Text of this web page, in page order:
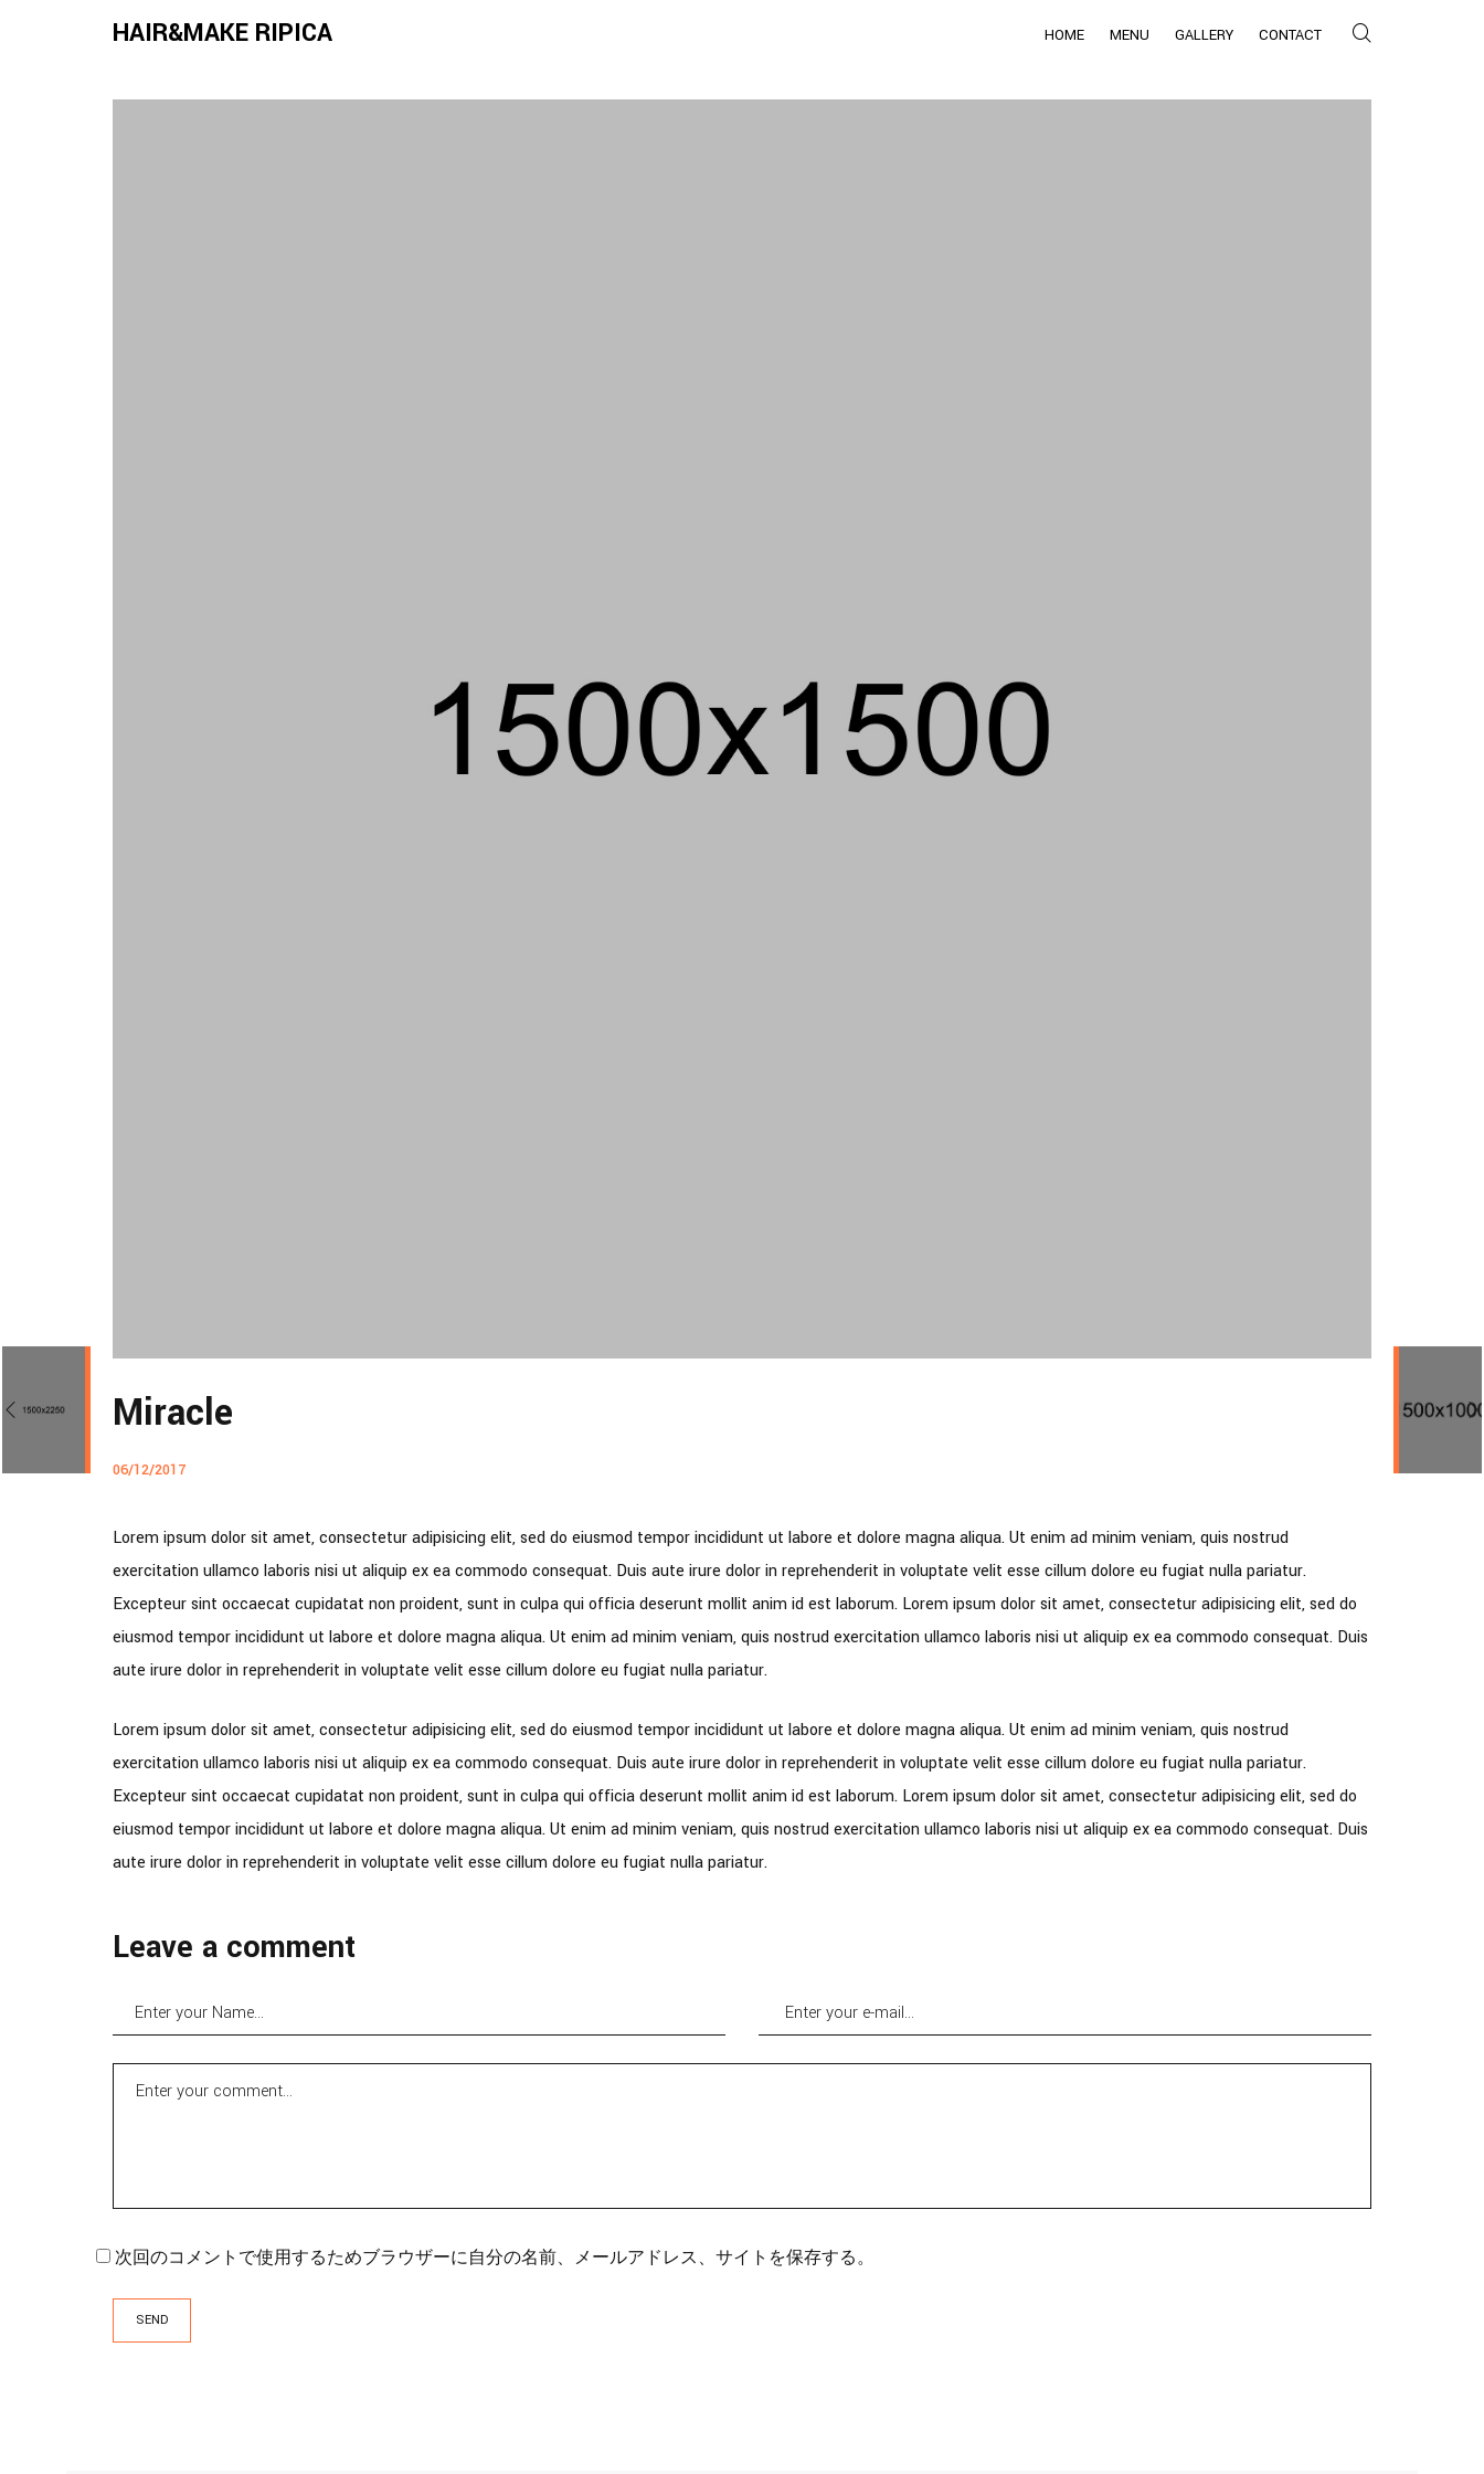
HAIR&MAKE RIPICA HOME MENU GALLERY CONTACT
Miracle
06/12/2017
Lorem ipsum dolor sit amet, consectetur adipisicing elit, sed do eiusmod tempor incididunt ut labore et dolore magna aliqua. Ut enim ad minim veniam, quis nostrud
exercitation ullamco laboris nisi ut aliquip ex ea commodo consequat. Duis aute irure dolor in reprehenderit in voluptate velit esse cillum dolore eu fugiat nulla pariatur.
Excepteur sint occaecat cupidatat non proident, sunt in culpa qui officia deserunt mollit anim id est laborum. Lorem ipsum dolor sit amet, consectetur adipisicing elit, sed do
eiusmod tempor incididunt ut labore et dolore magna aliqua. Ut enim ad minim veniam, quis nostrud exercitation ullamco laboris nisi ut aliquip ex ea commodo consequat. Duis
aute irure dolor in reprehenderit in voluptate velit esse cillum dolore eu fugiat nulla pariatur.
Lorem ipsum dolor sit amet, consectetur adipisicing elit, sed do eiusmod tempor incididunt ut labore et dolore magna aliqua. Ut enim ad minim veniam, quis nostrud
exercitation ullamco laboris nisi ut aliquip ex ea commodo consequat. Duis aute irure dolor in reprehenderit in voluptate velit esse cillum dolore eu fugiat nulla pariatur.
Excepteur sint occaecat cupidatat non proident, sunt in culpa qui officia deserunt mollit anim id est laborum. Lorem ipsum dolor sit amet, consectetur adipisicing elit, sed do
eiusmod tempor incididunt ut labore et dolore magna aliqua. Ut enim ad minim veniam, quis nostrud exercitation ullamco laboris nisi ut aliquip ex ea commodo consequat. Duis
aute irure dolor in reprehenderit in voluptate velit esse cillum dolore eu fugiat nulla pariatur.
Leave a comment
次回のコメントで使用するためブラウザーに自分の名前、メールアドレス、サイトを保存する。